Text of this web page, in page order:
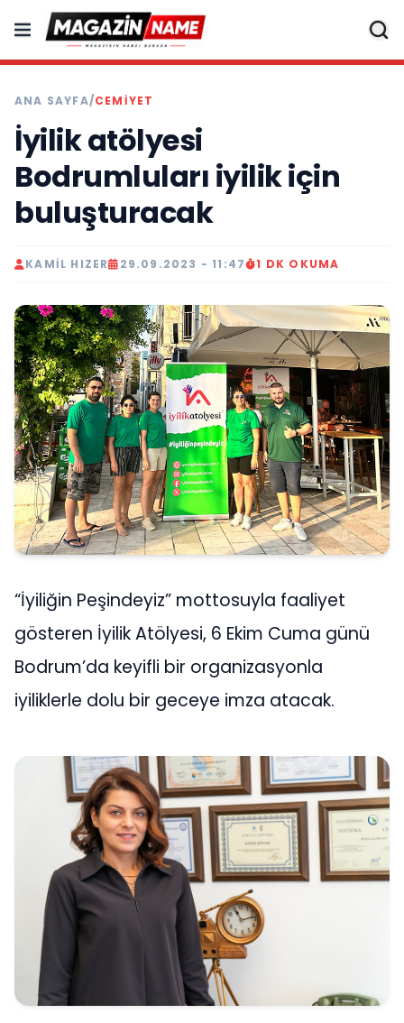
ANA SAYFA/CEMIYET
İyilik atölyesi
Bodrumluları iyilik için
buluşturacak
KAMIL HIZER 29.09.2023 - 11:47 1 DK OKUMA
“İyiliğin Peşindeyiz” mottosuyla faaliyet
gösteren İyilik Atölyesi, 6 Ekim Cuma günü
Bodrum’da keyifli bir organizasyonla
iyiliklerle dolu bir geceye imza atacak.